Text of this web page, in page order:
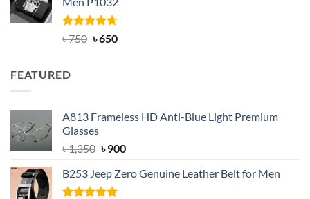
৳ 950.৳ 699.
Rated4.63
৳750 Original
৳650Current
FEATURED
A813 Frameless HD Anti-Blue Light Premium
Glasses
৳1,350 Original
was:
৳ 1,350.
৳900Current
is:
B253 Jeep Zero Genuine Leather Belt for Men